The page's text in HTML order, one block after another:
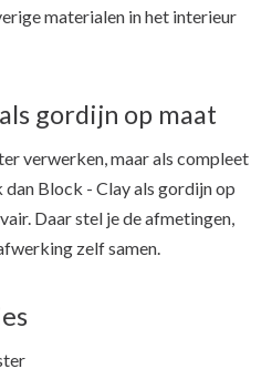
materialen in het interieur
gordijn op maat
verwerken, maar als compleet
dan Block - Clay als gordijn op
. Daar stel je de afmetingen,
zelf samen.